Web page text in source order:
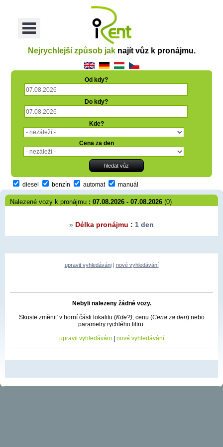
Menu
Nejrychlejší způsob jaknajít vůz k pronájmu.
Od kdy?
Do kdy?
Kde?
Cena za den
diesel benzín automat manuál
Nalezené vozy k pronájmu : 07.08.2026 - 07.08.2026 (0)
» Délka pronájmu : 1 den
upravit vyhledáváni| nové vyhledávání
Nebyli nalezeny žádné vozy.
Skuste změniť v horní části lokalitu (Kde?), cenu (Cena za den) nebo
parametry rychlého filtru.
upravit vyhledáváni
nové vyhledávání